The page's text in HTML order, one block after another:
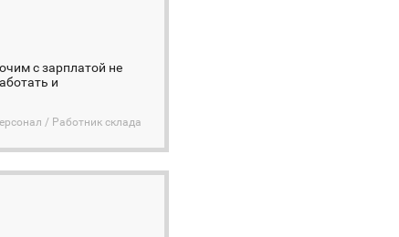
с зарплатой не
и
/ Работник склада